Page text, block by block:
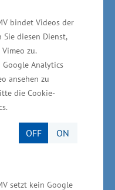
bindet Videos der
diesen Dienst,
zu.
Analytics
ansehen zu
die Cookie-
OFF ON
setzt kein Google
der Zukunft“
am 10. Juni 2026
Freien und
eingeladen. Die
See- und
zählt auch